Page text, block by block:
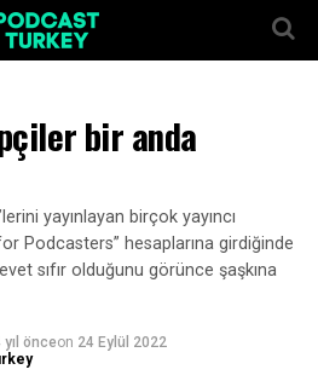
bir anda
yayınlayan birçok yayıncı
Podcasters” hesaplarına girdiğinde
sıfır olduğunu görünce şaşkına
yıl önceon 24 Eylül 2022